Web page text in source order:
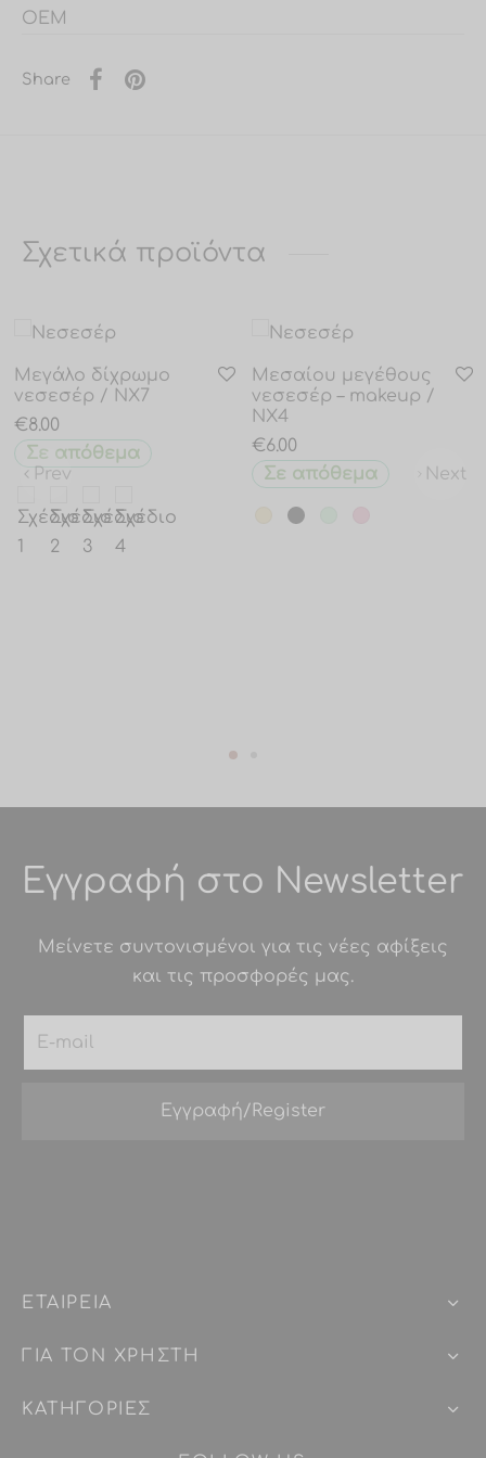
OEM
Share
Σχετικά προϊόντα
Prev
Μεγάλο δίχρωμο
νεσεσέρ / NX7
€8.00
Σε απόθεμα
Μεσαίου μεγέθους
νεσεσέρ – makeup /
NX4
€6.00
Σε απόθεμα
Next
Εγγραφή στο Newsletter
Μείνετε συντονισμένοι για τις νέες αφίξεις
και τις προσφορές μας.
ΕΤΑΙΡEIΑ
ΓΙΑ ΤΟΝ ΧΡΗΣΤΗ
ΚΑΤΗΓΟΡΙΕΣ